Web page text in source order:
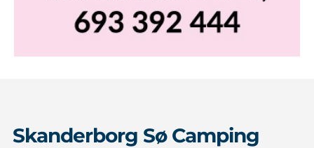
Skanderborg Sø Camping